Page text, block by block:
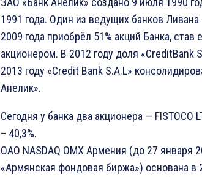
1991 года. Один из ведущих банков
2009 года приобрёл 51% акций Банка,
акционером. В 2012 году доля «CreditBank
2013 году «Credit Bank S.A.L»
Анелик».
Сегодня у банка два акционера — FISTOCO
– 40,3%.
ОАО NASDAQ OMX Армения (до 27 января
«Армянская фондовая биржа») основана в